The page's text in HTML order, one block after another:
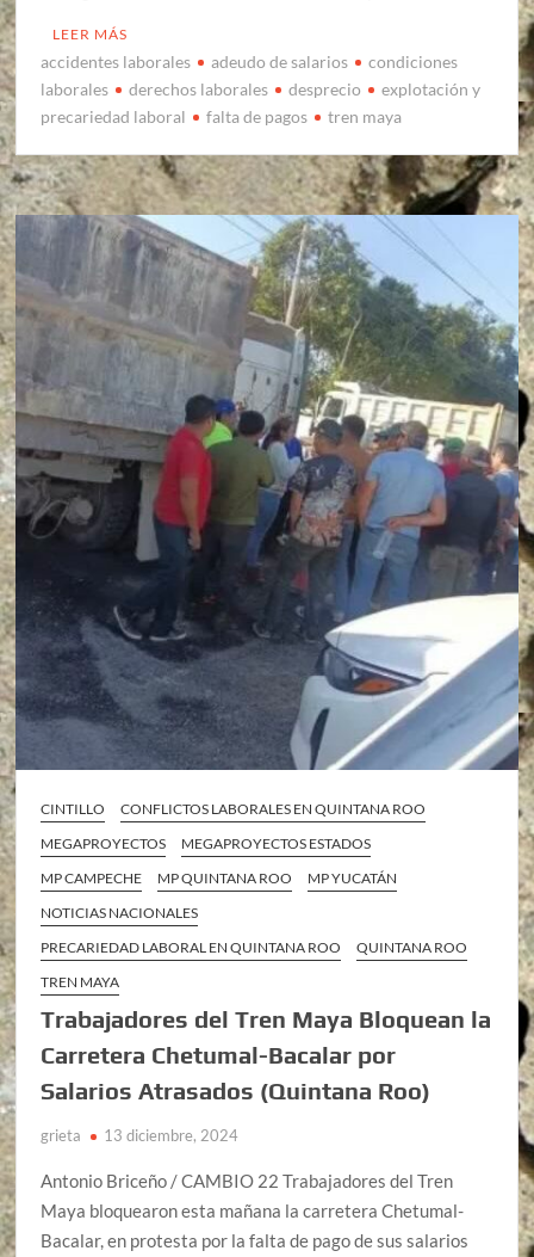
LEER MÁS
accidentes laborales adeudo de salarios
condiciones
laborales
derechos laborales desprecio
explotación y
precariedad laboral
falta de pagos tren maya
CINTILLO
CONFLICTOS LABORALES EN QUINTANA ROO
MEGAPROYECTOS
MEGAPROYECTOS ESTADOS
MP CAMPECHE
MP QUINTANA ROO
MP YUCATÁN
NOTICIAS NACIONALES
PRECARIEDAD LABORAL EN QUINTANA ROO
QUINTANA ROO
TREN MAYA
Trabajadores del Tren Maya Bloquean la
Carretera Chetumal-Bacalar por
Salarios Atrasados (Quintana Roo)
grieta 13 diciembre, 2024
Antonio Briceño / CAMBIO 22 Trabajadores del Tren
Maya bloquearon esta mañana la carretera Chetumal-
Bacalar, en protesta por la falta de pago de sus salarios